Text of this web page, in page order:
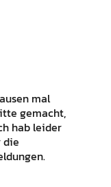
mal
gemacht,
hab leider
die